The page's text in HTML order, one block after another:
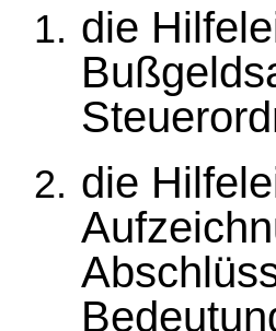
die
die